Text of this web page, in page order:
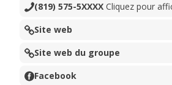
(819) 575-5XXXX Cliquez pour
Site web
Site web du groupe
Facebook